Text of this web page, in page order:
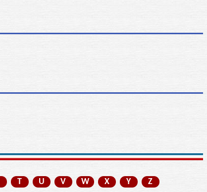
T U V W X Y Z